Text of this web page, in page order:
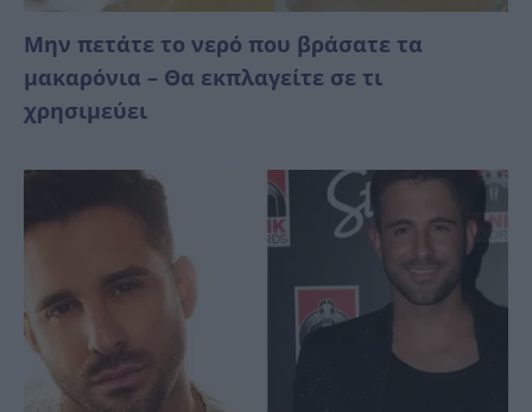
Μην πετάτε το νερό που βράσατε τα
μακαρόνια – Θα εκπλαγείτε σε τι
χρησιμεύει